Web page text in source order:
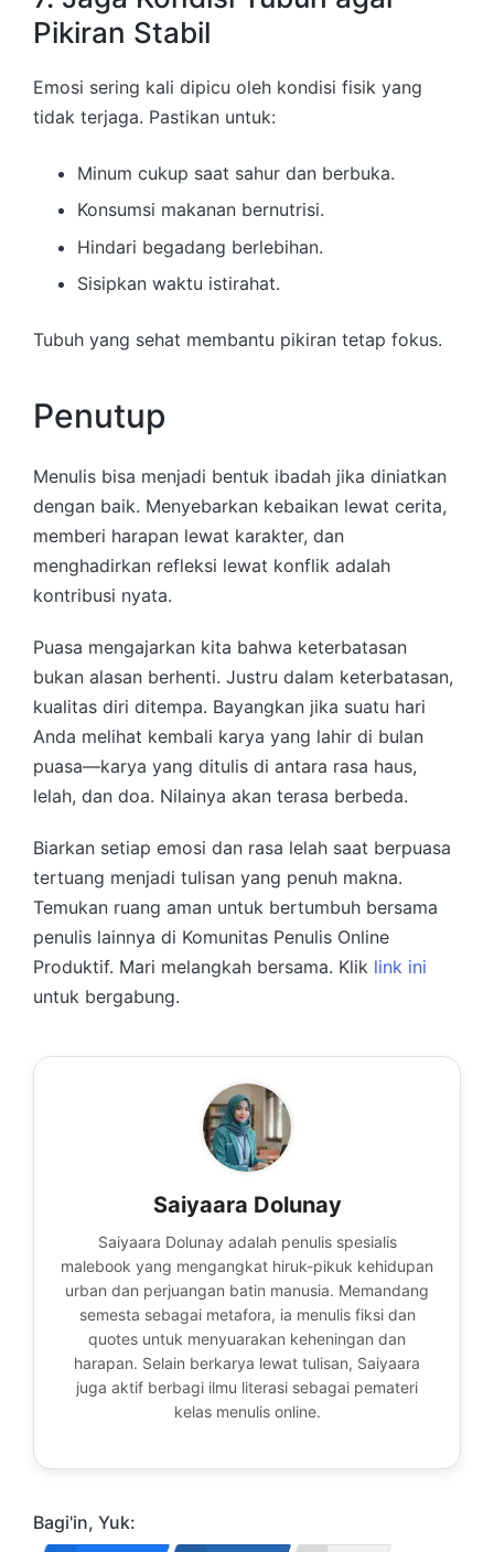
Pikiran Stabil
Emosi sering kali dipicu oleh kondisi fisik yang
tidak terjaga. Pastikan untuk:
Minum cukup saat sahur dan berbuka.
Konsumsi makanan bernutrisi.
Hindari begadang berlebihan.
Sisipkan waktu istirahat.
Tubuh yang sehat membantu pikiran tetap fokus.
Penutup
Menulis bisa menjadi bentuk ibadah jika diniatkan
dengan baik. Menyebarkan kebaikan lewat cerita,
memberi harapan lewat karakter, dan
menghadirkan refleksi lewat konflik adalah
kontribusi nyata.
Puasa mengajarkan kita bahwa keterbatasan
bukan alasan berhenti. Justru dalam keterbatasan,
kualitas diri ditempa. Bayangkan jika suatu hari
Anda melihat kembali karya yang lahir di bulan
puasa—karya yang ditulis di antara rasa haus,
lelah, dan doa. Nilainya akan terasa berbeda.
Biarkan setiap emosi dan rasa lelah saat berpuasa
tertuang menjadi tulisan yang penuh makna.
Temukan ruang aman untuk bertumbuh bersama
penulis lainnya di Komunitas Penulis Online
Produktif. Mari melangkah bersama. Klik link ini
untuk bergabung.
Saiyaara Dolunay
Saiyaara Dolunay adalah penulis spesialis
malebook yang mengangkat hiruk-pikuk kehidupan
urban dan perjuangan batin manusia. Memandang
semesta sebagai metafora, ia menulis fiksi dan
quotes untuk menyuarakan keheningan dan
harapan. Selain berkarya lewat tulisan, Saiyaara
juga aktif berbagi ilmu literasi sebagai pemateri
kelas menulis online.
Bagi'in, Yuk: